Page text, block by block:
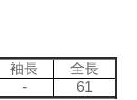
袖長
全長
- 61